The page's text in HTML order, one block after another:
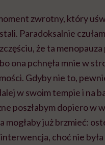
zwrotny, który
Paradoksalnie
że ta menopauza
ona pchnęła mnie w
Gdyby nie to,
w swoim tempie i na
poszłabym dopiero w
mogłaby już brzmieć:
choć nie